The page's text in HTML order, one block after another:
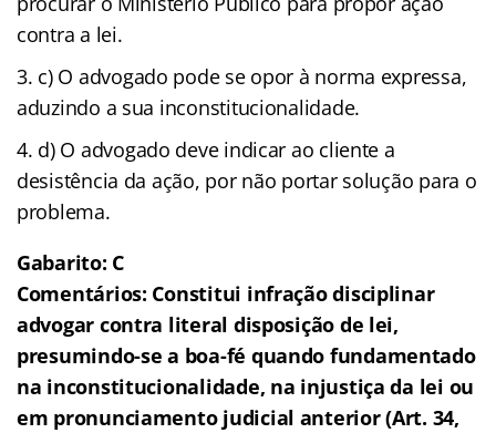
contra a lei.
c) O advogado pode se opor à norma expressa,
aduzindo a sua inconstitucionalidade.
d) O advogado deve indicar ao cliente a
desistência da ação, por não portar solução para o
problema.
Gabarito: C
Comentários: Constitui infração disciplinar
advogar contra literal disposição de lei,
presumindo-se a boa-fé quando fundamentado
na inconstitucionalidade, na injustiça da lei ou
em pronunciamento judicial anterior (Art. 34,